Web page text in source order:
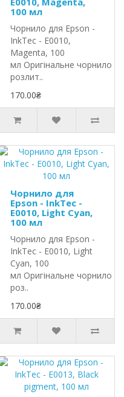
100 мл
Чорнило для Epson -
InkTec - E0010,
Magenta, 100
мл Оригінальне чорнило
розлит..
170.00₴
Чорнило для
Epson - InkTec -
E0010, Light Cyan,
100 мл
Чорнило для Epson -
InkTec - E0010, Light
Cyan, 100
мл Оригінальне чорнило
роз..
170.00₴